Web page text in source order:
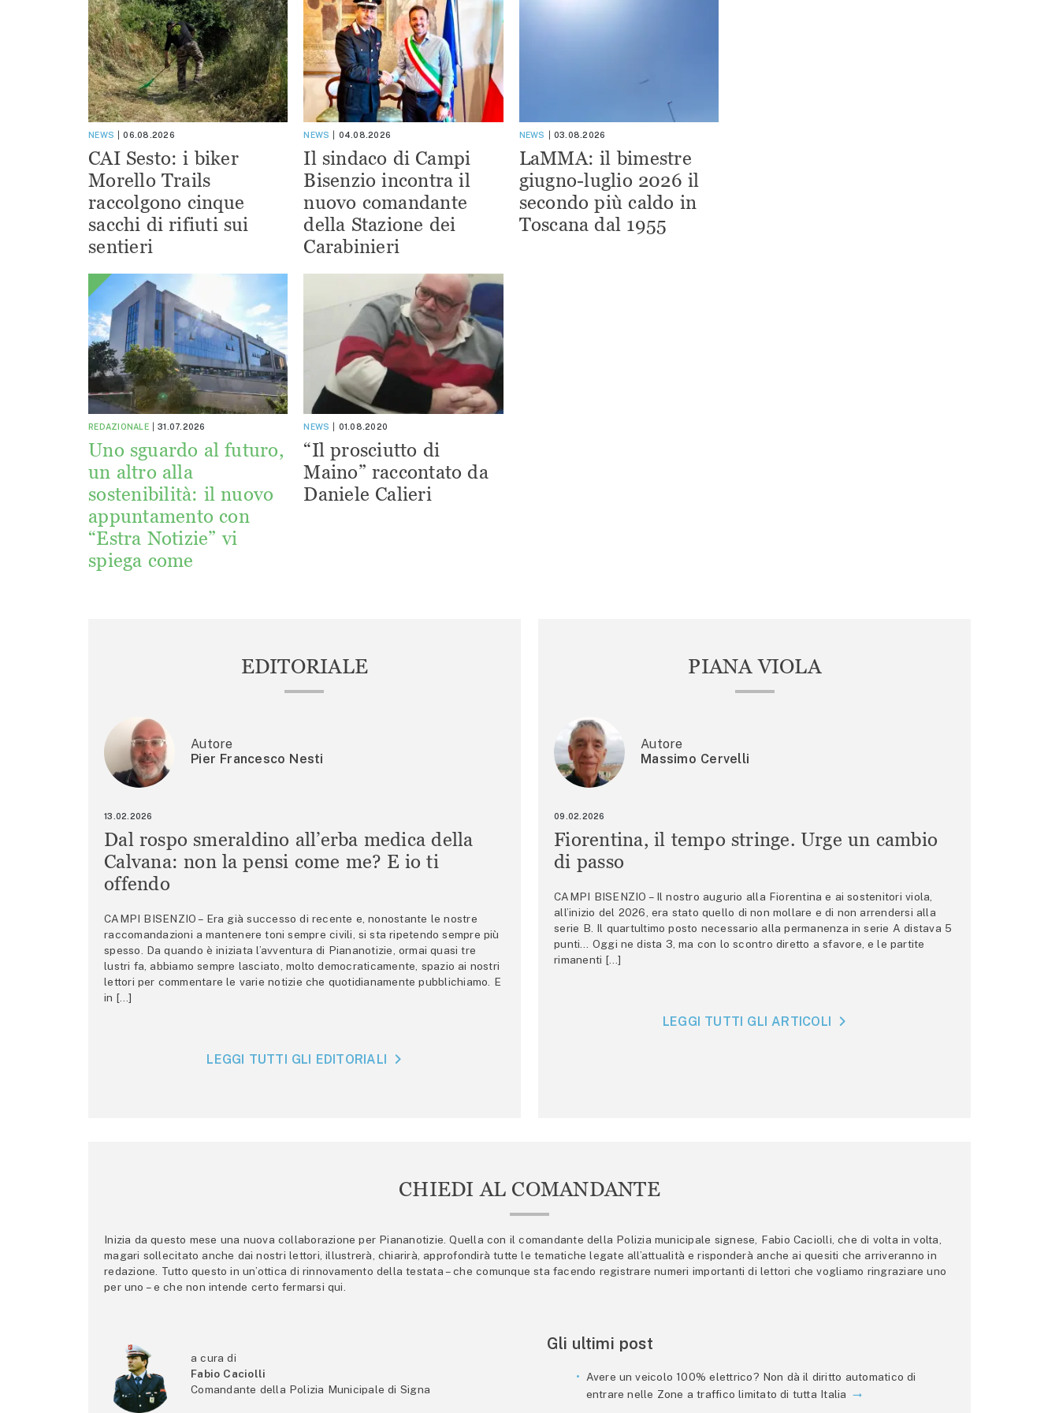
NEWS 06.08.2026
CAI Sesto: i biker
Morello Trails
raccolgono cinque
sacchi di rifiuti sui
sentieri
NEWS 04.08.2026
Il sindaco di Campi
Bisenzio incontra il
nuovo comandante
della Stazione dei
Carabinieri
NEWS 03.08.2026
LaMMA: il bimestre
giugno-luglio 2026 il
secondo più caldo in
Toscana dal 1955
REDAZIONALE 31.07.2026
Uno sguardo al futuro,
un altro alla
sostenibilità: il nuovo
appuntamento con
“Estra Notizie” vi
spiega come
NEWS 01.08.2020
“Il prosciutto di
Maino” raccontato da
Daniele Calieri
EDITORIALE
Autore
Pier Francesco Nesti
13.02.2026
Dal rospo smeraldino all’erba medica della
Calvana: non la pensi come me? E io ti
offendo
CAMPI BISENZIO – Era già successo di recente e, nonostante le nostre
raccomandazioni a mantenere toni sempre civili, si sta ripetendo sempre più
spesso. Da quando è iniziata l’avventura di Piananotizie, ormai quasi tre
lustri fa, abbiamo sempre lasciato, molto democraticamente, spazio ai nostri
lettori per commentare le varie notizie che quotidianamente pubblichiamo. E
in […]
LEGGI TUTTI GLI EDITORIALI
PIANA VIOLA
Autore
Massimo Cervelli
09.02.2026
Fiorentina, il tempo stringe. Urge un cambio
di passo
CAMPI BISENZIO – Il nostro augurio alla Fiorentina e ai sostenitori viola,
all’inizio del 2026, era stato quello di non mollare e di non arrendersi alla
serie B. Il quartultimo posto necessario alla permanenza in serie A distava 5
punti… Oggi ne dista 3, ma con lo scontro diretto a sfavore, e le partite
rimanenti […]
LEGGI TUTTI GLI ARTICOLI
CHIEDI AL COMANDANTE
Inizia da questo mese una nuova collaborazione per Piananotizie. Quella con il comandante della Polizia municipale signese, Fabio Caciolli, che di volta in volta,
magari sollecitato anche dai nostri lettori, illustrerà, chiarirà, approfondirà tutte le tematiche legate all’attualità e risponderà anche ai quesiti che arriveranno in
redazione. Tutto questo in un’ottica di rinnovamento della testata – che comunque sta facendo registrare numeri importanti di lettori che vogliamo ringraziare uno
per uno – e che non intende certo fermarsi qui.
a cura di
Fabio Caciolli
Comandante della Polizia Municipale di Signa
Gli ultimi post
Avere un veicolo 100% elettrico? Non dà il diritto automatico di
entrare nelle Zone a traffico limitato di tutta Italia